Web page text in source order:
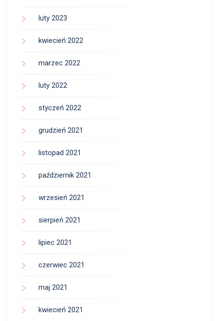
luty 2023
kwiecień 2022
marzec 2022
luty 2022
styczeń 2022
grudzień 2021
listopad 2021
październik 2021
wrzesień 2021
sierpień 2021
lipiec 2021
czerwiec 2021
maj 2021
kwiecień 2021